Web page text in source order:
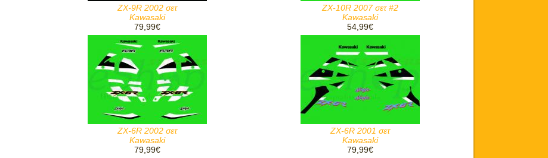
ZX-9R 2002 σετ
Kawasaki
79,99€
ZX-10R 2007 σετ #2
Kawasaki
54,99€
ZX-6R 2002 σετ
Kawasaki
79,99€
ZX-6R 2001 σετ
Kawasaki
79,99€